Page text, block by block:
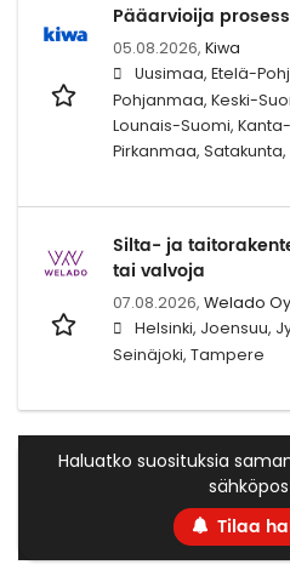
Pääarvioija
05.08.2026, Kiwa
Uusimaa, Etelä-
Pohjanmaa, Keski-
Lounais-Suomi,
Pirkanmaa,
Silta- ja
tai valvoja
07.08.2026, Welado Oy
Helsinki, Joensuu,
Seinäjoki, Tampere
Haluatko suosituksia
Tilaa